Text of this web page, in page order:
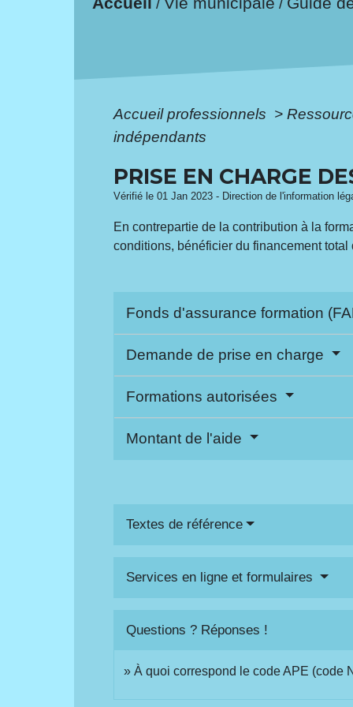
/ /
Accueil professionnels >
indépendants
PRISE EN CHARGE
Vérifié le 01 Jan 2023 - Direction de l'information
En contrepartie de la contribution à la
conditions, bénéficier du financement
Fonds d'assurance formation
Demande de prise en charge
Formations autorisées
Montant de l'aide
Textes de référence
Services en ligne et formulaires
Questions ? Réponses !
À quoi correspond le code APE (code